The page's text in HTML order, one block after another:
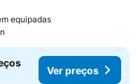
equipadasVer preços
Ver preços